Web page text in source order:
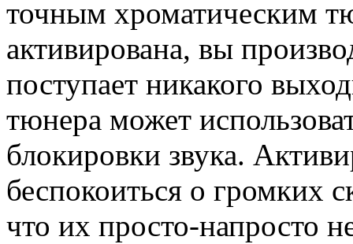
точным хроматическим
активирована, вы
поступает никакого
тюнера может
блокировки звука.
беспокоиться о громких
что их просто-напросто